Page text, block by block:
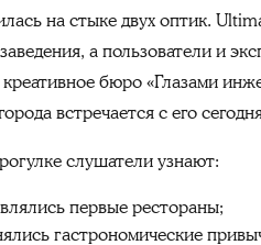
на стыке двух оптик.
а пользователи и
бюро «Глазами
встречается с его
слушатели узнают:
первые рестораны;
гастрономические